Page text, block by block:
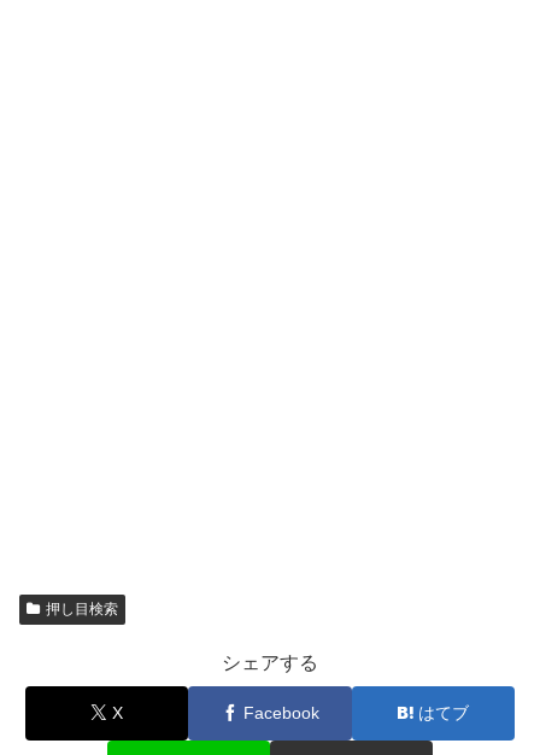
押し目検索
シェアする
X Facebook はてブ